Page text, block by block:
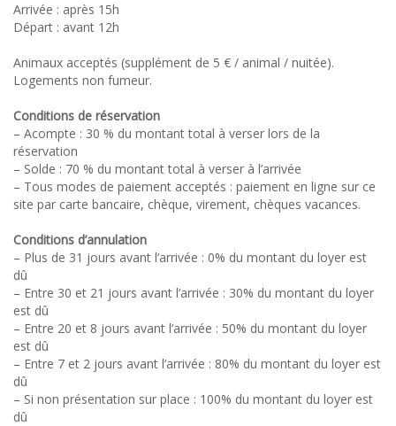
Arrivée : après 15h
Départ : avant 12h
Animaux acceptés (supplément de 5 € / animal / nuitée).
Logements non fumeur.
Conditions de réservation
– Acompte : 30 % du montant total à verser lors de la
réservation
– Solde : 70 % du montant total à verser à l’arrivée
– Tous modes de paiement acceptés : paiement en ligne sur ce
site par carte bancaire, chèque, virement, chèques vacances.
Conditions d’annulation
– Plus de 31 jours avant l’arrivée : 0% du montant du loyer est
dû
– Entre 30 et 21 jours avant l’arrivée : 30% du montant du loyer
est dû
– Entre 20 et 8 jours avant l’arrivée : 50% du montant du loyer
est dû
– Entre 7 et 2 jours avant l’arrivée : 80% du montant du loyer est
dû
– Si non présentation sur place : 100% du montant du loyer est
dû